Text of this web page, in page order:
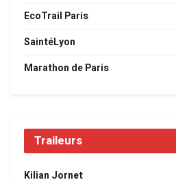
EcoTrail Paris
SaintéLyon
Marathon de Paris
Traileurs
Kilian Jornet